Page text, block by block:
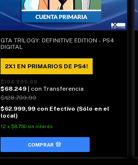
GTA TRILOGY: DEFINITIVE EDITION - PS4
DIGITAL
2X1 EN PRIMARIOS DE PS4!
$104.999,99
$68.249
| con Transferencia
$128.799,99
$62.999,99 con Efectivo (Sólo en el
local)
12 x $8.750 sin interés